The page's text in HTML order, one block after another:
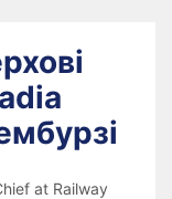
at Railway